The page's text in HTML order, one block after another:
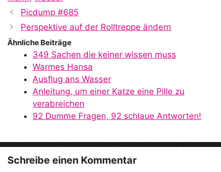
i
d
e
o
Picdump #685
Perspektive auf der Rolltreppe ändern
Ähnliche Beiträge
349 Sachen die keiner wissen muss
Warmes Hansa
Ausflug ans Wasser
Anleitung, um einer Katze eine Pille zu
verabreichen
92 Dumme Fragen, 92 schlaue Antworten!
Schreibe einen Kommentar